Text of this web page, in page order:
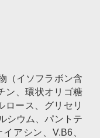
（イソフラボン含
ン、環状オリゴ糖
ロース、グリセリ
シウム、パントテ
アシン、V.B6、